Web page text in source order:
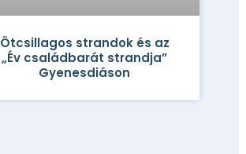
Ötcsillagos strandok és az
„Év családbarát strandja”
Gyenesdiáson